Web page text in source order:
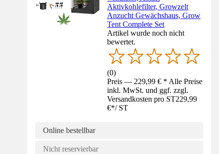
Aktivkohlefilter, Growzelt
Anzucht Gewächshaus, Grow
Tent Complete Set
Artikel wurde noch nicht
bewertet.
(0)
Preis — 229,99 € * Alle Preise
inkl. MwSt. und ggf. zzgl.
Versandkosten pro ST229,99
€*/ ST
Online bestellbar
Nicht reservierbar